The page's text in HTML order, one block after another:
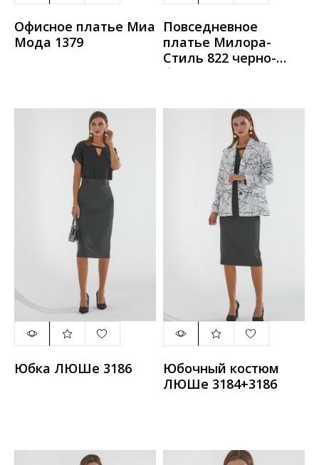
Офисное платье Миа
Мода 1379
Повседневное
платье Милора-
Стиль 822 черно-
белый
Юбка ЛЮШе 3186
Юбочный костюм
ЛЮШе 3184+3186